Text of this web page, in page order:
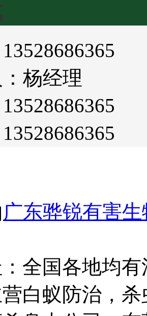
杨经理
广东骅锐有害
全国各地均
白蚁防治，